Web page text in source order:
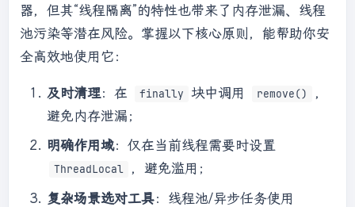
器，但其“线程隔离”的特性也带来了内存泄漏、线程
池污染等潜在风险。掌握以下核心原则，能帮助你安
全高效地使用它：
及时清理 ：在 finally 块中调用 remove()
，
避免内存泄漏；
明确作用域：仅在当前线程需要时设置
ThreadLocal
，避免滥用；
复杂场景选对工具：线程池/异步任务使用